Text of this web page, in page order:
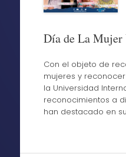
Día de La Mujer
Con el objeto de
mujeres y
la Universidad
reconocimientos a
han destacado en